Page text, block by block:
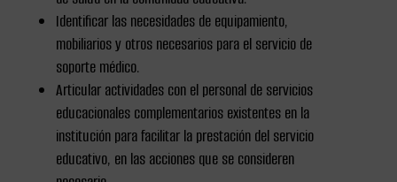
Identificar las necesidades de equipamiento,
mobiliarios y otros necesarios para el servicio de
soporte médico.
Articular actividades con el personal de servicios
educacionales complementarios existentes en la
institución para facilitar la prestación del servicio
educativo, en las acciones que se consideren